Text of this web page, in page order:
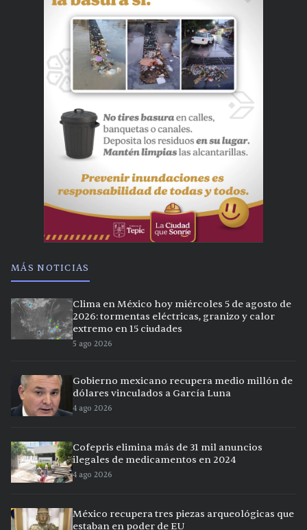
MÁS NOTICIAS
Clima en México hoy miércoles 5 de agosto de
2026: tormentas eléctricas, granizo y calor
extremo en 15 ciudades
5 ago 2026
Gobierno mexicano recupera medio millón de
dólares vinculados a García Luna
4 ago 2026
Cofepris elimina más de 31 mil anuncios
ilegales de medicamentos en 2024
4 ago 2026
México recupera tres piezas arqueológicas que
estaban en poder de EU